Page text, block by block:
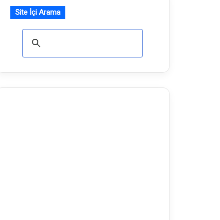
Site İçi Arama